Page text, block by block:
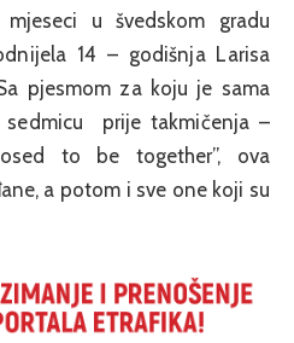
u švedskom gradu
14 – godišnja Larisa
pjesmom za koju je sama
prije takmičenja –
to be together”, ova
a potom i sve one koji su